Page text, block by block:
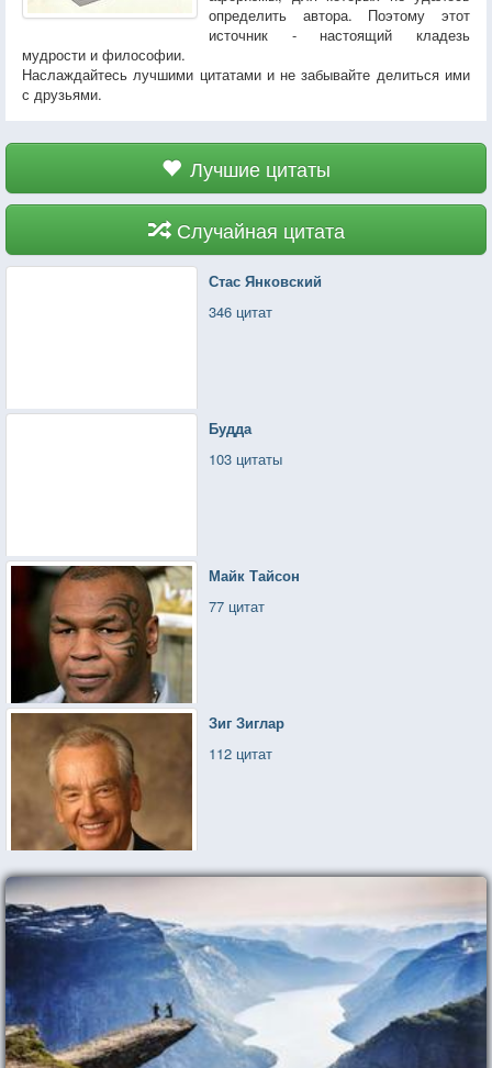
определить автора. Поэтому этот
источник - настоящий кладезь
мудрости и философии.
Наслаждайтесь лучшими цитатами и не забывайте делиться ими
с друзьями.
Лучшие цитаты
Случайная цитата
Стас Янковский
346 цитат
Будда
103 цитаты
Майк Тайсон
77 цитат
Зиг Зиглар
112 цитат